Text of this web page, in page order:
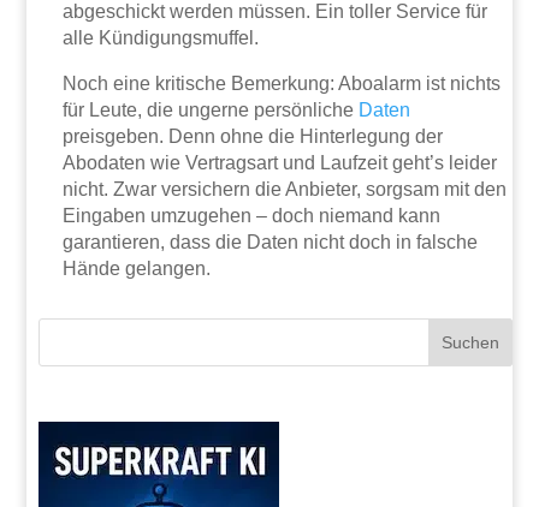
abgeschickt werden müssen. Ein toller Service für
alle Kündigungsmuffel.
Noch eine kritische Bemerkung: Aboalarm ist nichts
für Leute, die ungerne persönliche Daten
preisgeben. Denn ohne die Hinterlegung der
Abodaten wie Vertragsart und Laufzeit geht’s leider
nicht. Zwar versichern die Anbieter, sorgsam mit den
Eingaben umzugehen – doch niemand kann
garantieren, dass die Daten nicht doch in falsche
Hände gelangen.